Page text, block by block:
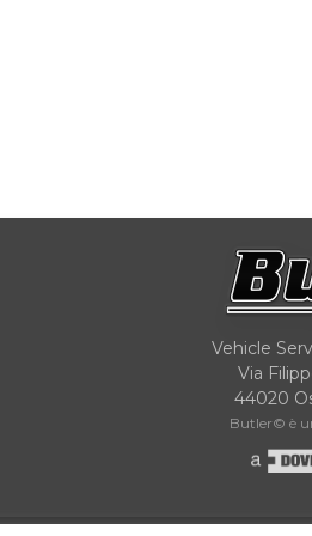
Vehicle
Via
44020
Butler© è